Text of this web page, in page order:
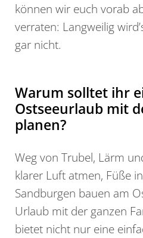
können wir euch vorab
verraten: Langweilig
gar nicht.
Warum solltet ihr
Ostseeurlaub mit
planen?
Weg von Trubel, Lärm
klarer Luft atmen, Füße
Sandburgen bauen am
Urlaub mit der ganzen
bietet nicht nur eine